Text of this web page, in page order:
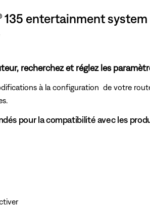
135 entertainment
recherchez et réglez les
à la configuration de votre
pour la compatibilité avec les